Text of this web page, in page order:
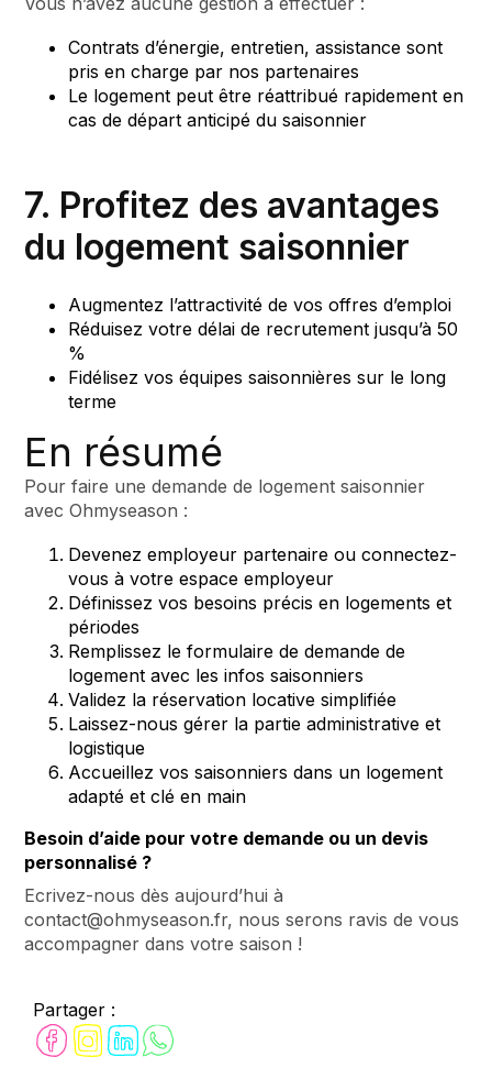
Partager :
Contrats d’énergie, entretien, assistance sont
pris en charge par nos partenaires
Le logement peut être réattribué rapidement en
cas de départ anticipé du saisonnier
7. Profitez des avantages
du logement saisonnier
Augmentez l’attractivité de vos offres d’emploi
Réduisez votre délai de recrutement jusqu’à 50
%
Fidélisez vos équipes saisonnières sur le long
terme
En résumé
Pour faire une demande de logement saisonnier
avec Ohmyseason :
Devenez employeur partenaire ou connectez-
vous à votre espace employeur
Définissez vos besoins précis en logements et
périodes
Remplissez le formulaire de demande de
logement avec les infos saisonniers
Validez la réservation locative simplifiée
Laissez-nous gérer la partie administrative et
logistique
Accueillez vos saisonniers dans un logement
adapté et clé en main
Besoin d’aide pour votre demande ou un devis
personnalisé ?
Ecrivez-nous dès aujourd’hui à
contact@ohmyseason.fr, nous serons ravis de vous
accompagner dans votre saison !